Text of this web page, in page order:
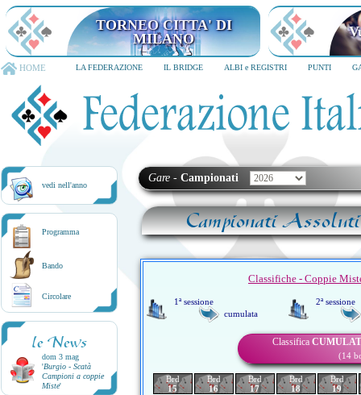
TORNEO CITTA' DI
MILANO
HOME LA FEDERAZIONE IL BRIDGE ALBI e REGISTRI PUNTI
vedi nell'anno
Programma
Bando
Circolare
le News
dom 3 mag
'Burgio - Scatà
Campioni a coppie
Miste'
Gare - Campionati
Campionati
Classifiche - Coppie
1ª sessione
cumulata
2ª sessione
Classifica
(14
Brd
15
Brd
16
Brd
17
Brd
18
Brd
19